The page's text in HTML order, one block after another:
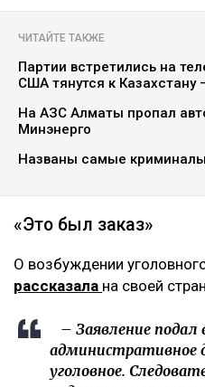
ЧИТАЙТЕ ТАКЖЕ
Партии встретились на
США тянутся к Казахстану
На АЗС Алматы пропал
Минэнерго
Названы самые
«Это был заказ»
О возбуждении
рассказала на своей
– Заявление подал
административное
уголовное.